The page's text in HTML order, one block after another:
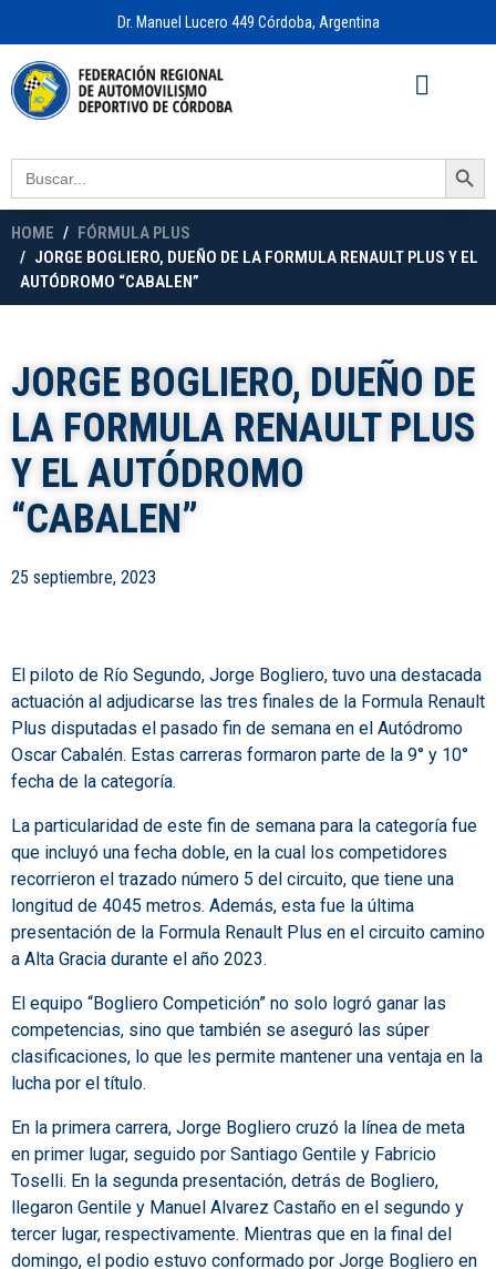
Dr. Manuel Lucero 449 Córdoba, Argentina
Search
for:
Search Button
HOME
FÓRMULA PLUS
JORGE BOGLIERO, DUEÑO DE LA FORMULA RENAULT PLUS Y EL
AUTÓDROMO “CABALEN”
JORGE BOGLIERO, DUEÑO DE
LA FORMULA RENAULT PLUS
Y EL AUTÓDROMO
“CABALEN”
25 septiembre, 2023
El piloto de Río Segundo, Jorge Bogliero, tuvo una destacada
actuación al adjudicarse las tres finales de la Formula Renault
Plus disputadas el pasado fin de semana en el Autódromo
Oscar Cabalén. Estas carreras formaron parte de la 9° y 10°
fecha de la categoría.
La particularidad de este fin de semana para la categoría fue
que incluyó una fecha doble, en la cual los competidores
recorrieron el trazado número 5 del circuito, que tiene una
longitud de 4045 metros. Además, esta fue la última
presentación de la Formula Renault Plus en el circuito camino
a Alta Gracia durante el año 2023.
El equipo “Bogliero Competición” no solo logró ganar las
competencias, sino que también se aseguró las súper
clasificaciones, lo que les permite mantener una ventaja en la
lucha por el título.
En la primera carrera, Jorge Bogliero cruzó la línea de meta
en primer lugar, seguido por Santiago Gentile y Fabricio
Toselli. En la segunda presentación, detrás de Bogliero,
llegaron Gentile y Manuel Alvarez Castaño en el segundo y
tercer lugar, respectivamente. Mientras que en la final del
domingo, el podio estuvo conformado por Jorge Bogliero en